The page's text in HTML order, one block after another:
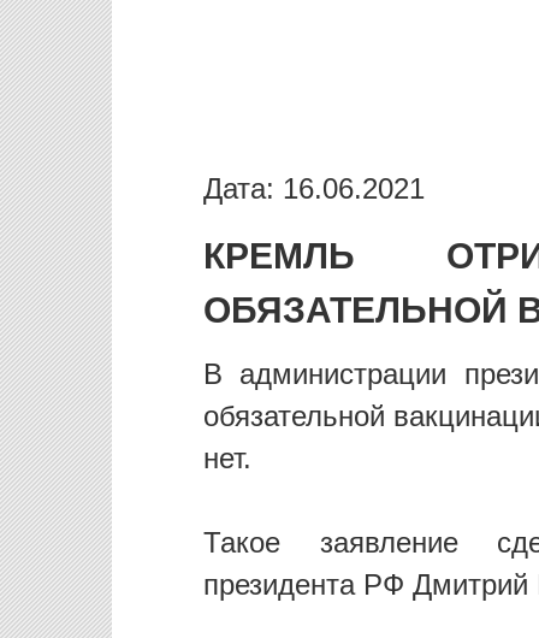
Дата: 16.06.2021
КРЕМЛЬ
ОБЯЗАТЕЛЬНОЙ
В администрации
обязательной
нет.
Такое заявление
президента РФ Дмитрий